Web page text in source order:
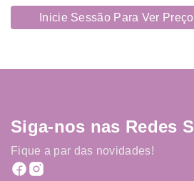
Inicie Sessão Para Ver Preço
Siga-nos nas Redes
Fique a par das novidades!